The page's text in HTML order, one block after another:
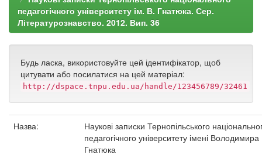
педагогічного університету ім. В. Гнатюка. Сер.
Літературознавство. 2012. Вип. 36
Будь ласка, використовуйте цей ідентифікатор, щоб
цитувати або посилатися на цей матеріал:
http://dspace.tnpu.edu.ua/handle/123456789/32461
Назва:
Наукові записки Тернопільського
педагогічного університету імені Володимира
Гнатюка